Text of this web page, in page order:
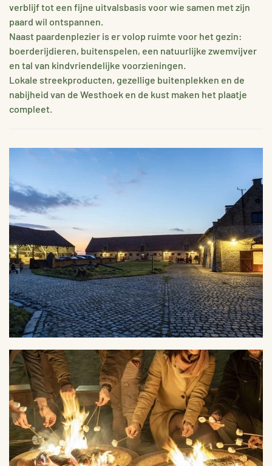
verblijf tot een fijne uitvalsbasis voor wie samen met zijn
paard wil ontspannen.
Naast paardenplezier is er volop ruimte voor het gezin:
boerderijdieren, buitenspelen, een natuurlijke zwemvijver
en tal van kindvriendelijke voorzieningen.
Lokale streekproducten, gezellige buitenplekken en de
nabijheid van de Westhoek en de kust maken het plaatje
compleet.
VERGROTEN
VERGROTEN